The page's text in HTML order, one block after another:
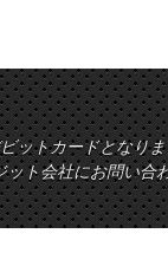
ットカードとなりま
ト会社にお問い合